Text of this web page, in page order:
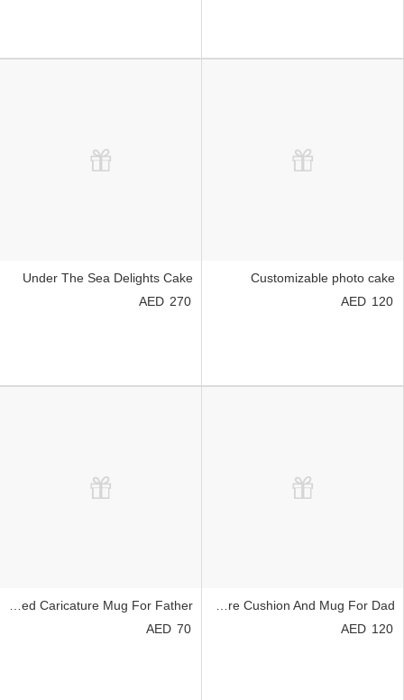
Customizable photo cake
120
Under The Sea Delights Cake
270
120
Personalised Caricature Mug For Father
70